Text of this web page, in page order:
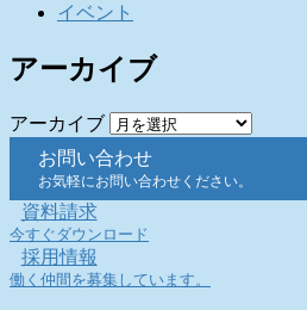
イベント
アーカイブ
アーカイブ
お問い合わせ
お気軽にお問い合わせください。
資料請求
今すぐダウンロード
採用情報
働く仲間を募集しています。